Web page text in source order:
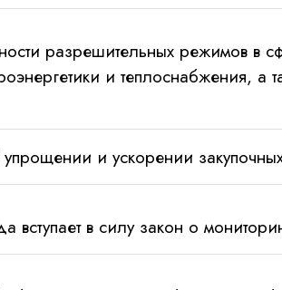
разрешительных режимов в
и теплоснабжения, а
и ускорении
вступает в силу закон о